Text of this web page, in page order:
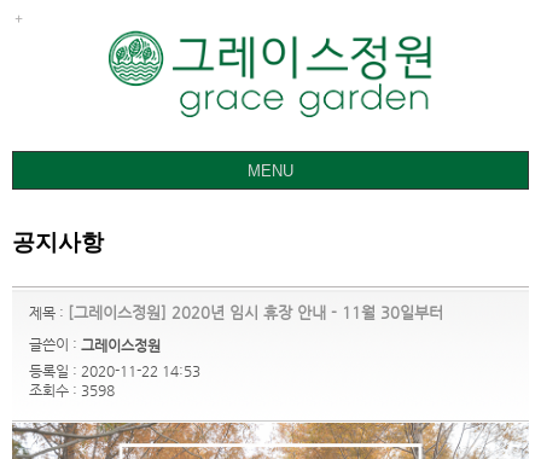
MENU
갤러리
공지사항
오시는 길
공지사항
제목 : [그레이스정원] 2020년 임시 휴장 안내 - 11월 30일부터
글쓴이 : 그레이스정원
등록일 : 2020-11-22 14:53
조회수 : 3598